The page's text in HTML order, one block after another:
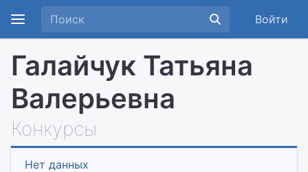
Войти
Галайчук Татьяна
Валерьевна
Конкурсы
Нет данных